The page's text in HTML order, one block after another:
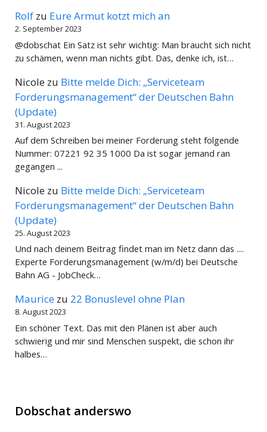
Rolf zu Eure Armut kotzt mich an
2. September 2023
@dobschat Ein Satz ist sehr wichtig: Man braucht sich nicht
zu schämen, wenn man nichts gibt. Das, denke ich, ist…
Nicole zu Bitte melde Dich: „Serviceteam
Forderungsmanagement“ der Deutschen Bahn
(Update)
31. August 2023
Auf dem Schreiben bei meiner Forderung steht folgende
Nummer: 07221 92 35 1000 Da ist sogar jemand ran
gegangen ...
Nicole zu Bitte melde Dich: „Serviceteam
Forderungsmanagement“ der Deutschen Bahn
(Update)
25. August 2023
Und nach deinem Beitrag findet man im Netz dann das ....
Experte Forderungsmanagement (w/m/d) bei Deutsche
Bahn AG - JobCheck…
Maurice zu 22 Bonuslevel ohne Plan
8. August 2023
Ein schöner Text. Das mit den Plänen ist aber auch
schwierig und mir sind Menschen suspekt, die schon ihr
halbes…
Dobschat anderswo